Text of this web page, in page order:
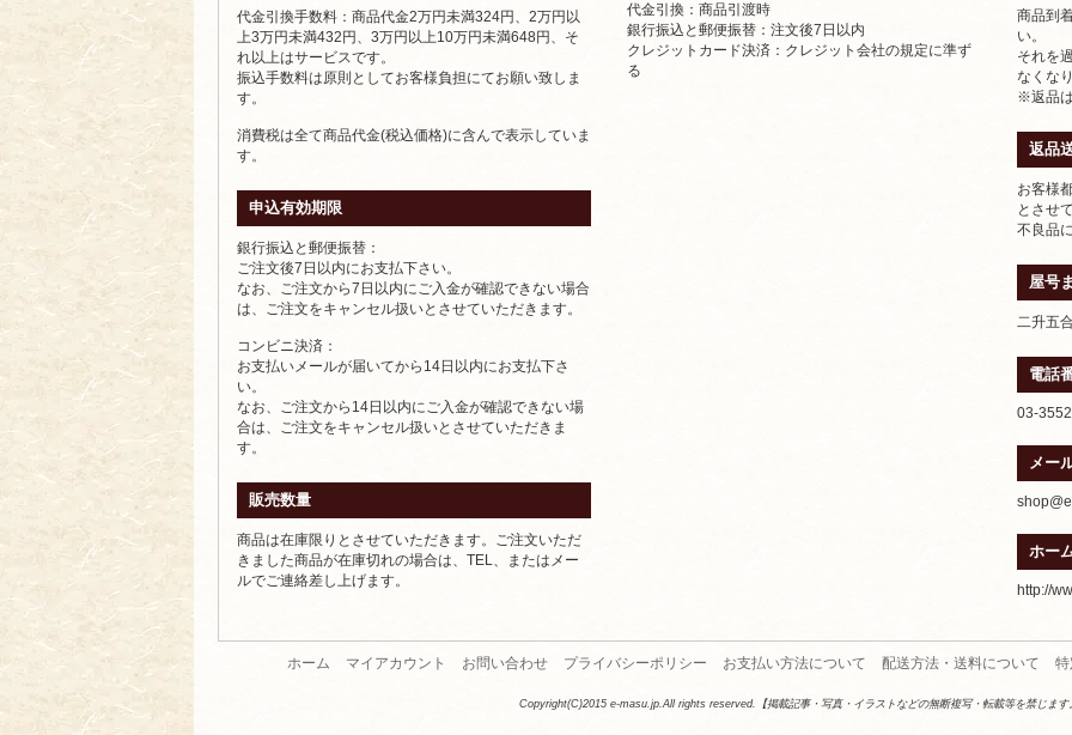
代金引換手数料：商品代金2万円未満324円、2万円以
上3万円未満432円、3万円以上10万円未満648円、そ
れ以上はサービスです。
振込手数料は原則としてお客様負担にてお願い致しま
す。
消費税は全て商品代金(税込価格)に含んで表示していま
す。
申込有効期限
銀行振込と郵便振替：
ご注文後7日以内にお支払下さい。
なお、ご注文から7日以内にご入金が確認できない場合
は、ご注文をキャンセル扱いとさせていただきます。
コンビニ決済：
お支払いメールが届いてから14日以内にお支払下さ
い。
なお、ご注文から14日以内にご入金が確認できない場
合は、ご注文をキャンセル扱いとさせていただきま
す。
販売数量
商品は在庫限りとさせていただきます。ご注文いただ
きました商品が在庫切れの場合は、TEL、またはメー
ルでご連絡差し上げます。
代金引換：商品引渡時
銀行振込と郵便振替：注文後7日以内
クレジットカード決済：クレジット会社の規定に準ず
る
商品到
い。
それを
なくな
※返品
返品
お客様
とさせ
不良品
屋号
二升五
電話
03-
メー
ホー
http://
ホーム マイアカウント お問い合わせ プライバシーポリシー お支払い方法について 配送方法・送料について
Copyright(C)2015 e-masu.jp.All rights reserved.【掲載記事・写真・イラストなどの無断複写・転載等を禁じます